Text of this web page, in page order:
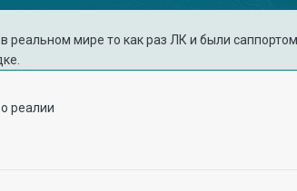
в реальном мире то как раз ЛК и были
реалии